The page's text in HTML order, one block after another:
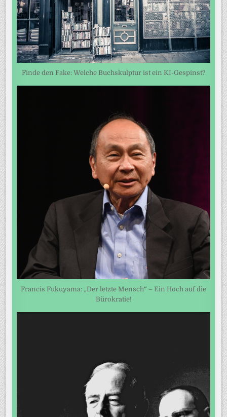
Finde den Fake: Welche Buchskulptur ist ein KI-Gespinst?
Francis Fukuyama: „Der letzte Mensch“ – Ein Hoch auf die
Bürokratie!